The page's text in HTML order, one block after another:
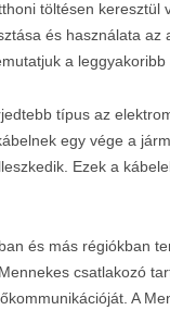
töltésen keresztül
és használata az
a
típus az
egy vége a
Ezek a
és más régiókban
csatlakozó
A